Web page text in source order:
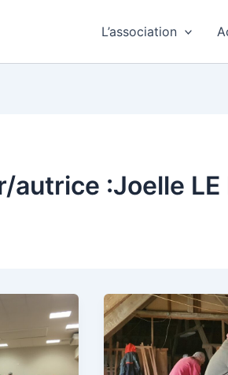
L’association
autrice :Joelle LE